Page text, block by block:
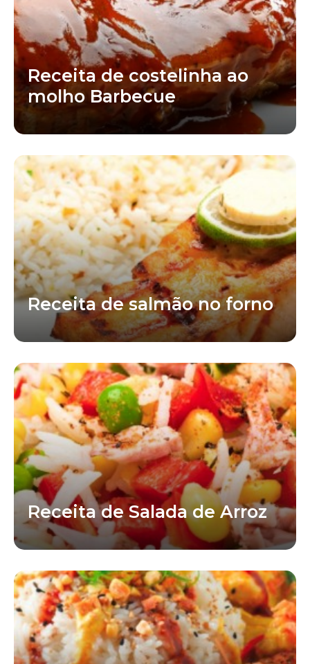
Receita de costelinha ao
molho Barbecue
Receita de salmão no forno
Receita de Salada de Arroz